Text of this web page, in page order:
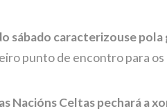
sábado caracterizouse
punto de encontro para
Nacións Celtas pechará a